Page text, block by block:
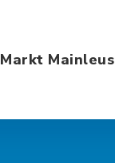
Markt Mainleus